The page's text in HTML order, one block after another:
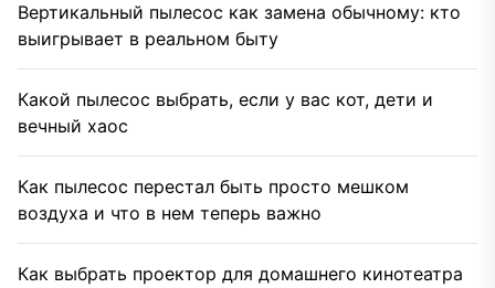
Вертикальный пылесос как замена обычному: кто
выигрывает в реальном быту
Какой пылесос выбрать, если у вас кот, дети и
вечный хаос
Как пылесос перестал быть просто мешком
воздуха и что в нем теперь важно
Как выбрать проектор для домашнего кинотеатра